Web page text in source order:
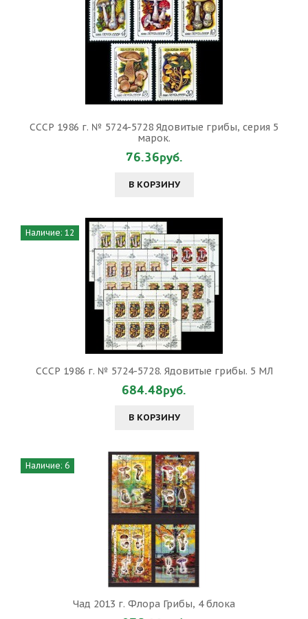
СССР 1986 г. № 5724-5728 Ядовитые грибы, серия 5
марок.
76.36руб.
В КОРЗИНУ
Наличие: 12
СССР 1986 г. № 5724-5728. Ядовитые грибы. 5 МЛ
684.48руб.
В КОРЗИНУ
Наличие: 6
Чад 2013 г. Флора Грибы, 4 блока